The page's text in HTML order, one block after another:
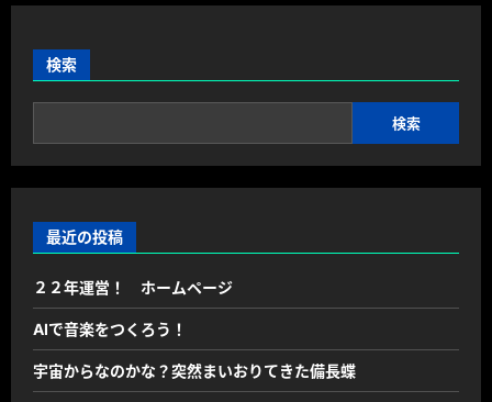
検索
検索
最近の投稿
２２年運営！ ホームページ
AIで音楽をつくろう！
宇宙からなのかな？突然まいおりてきた備長蝶